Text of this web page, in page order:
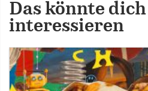
Das könnte
interessieren